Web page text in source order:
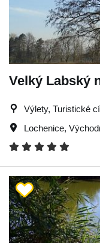
Velký Labský
Výlety, Turistické
Lochenice,